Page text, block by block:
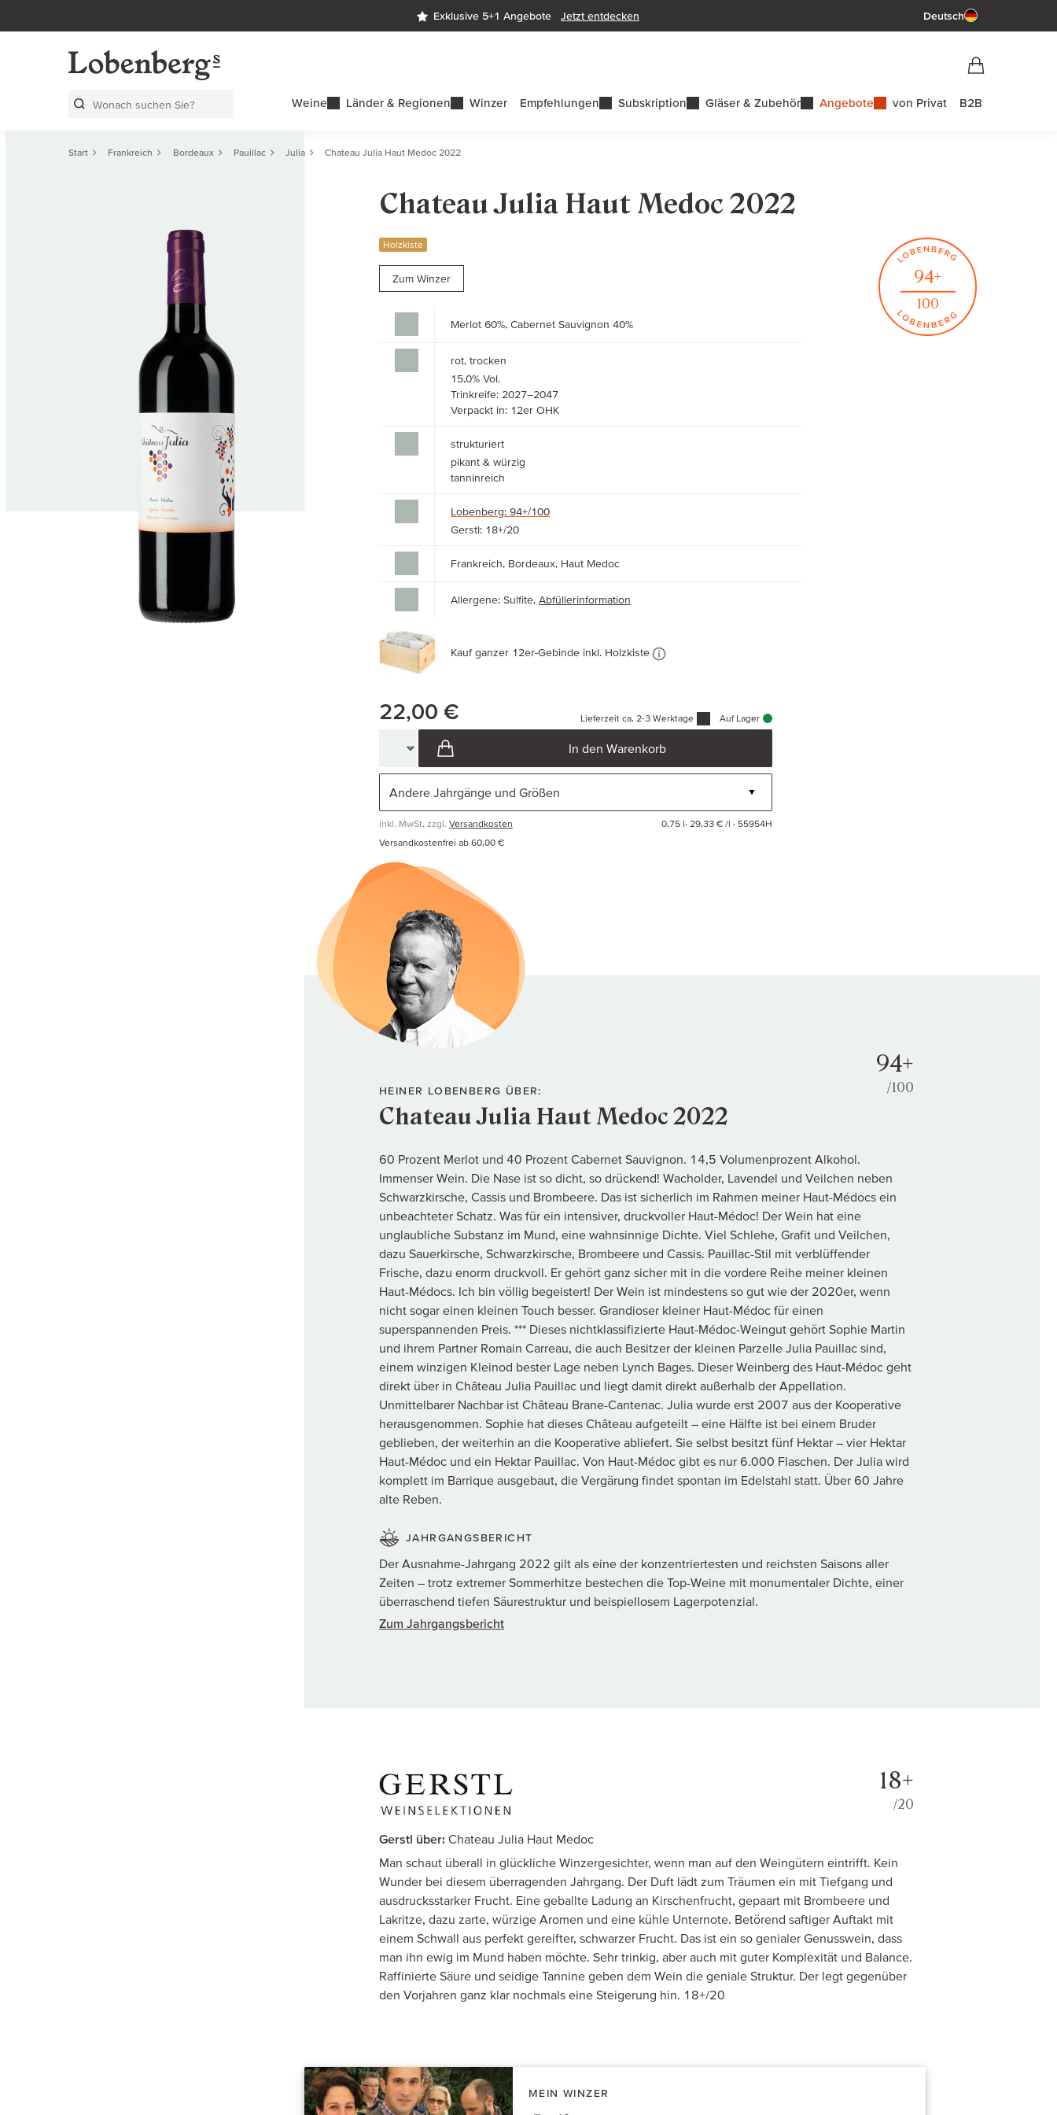
Exklusive 5+1 Angebote Jetzt entdecken Deutsch
Weine Länder & Regionen Winzer Empfehlungen Subskription Gläser & Zubehör Angebote von Privat B2B
Start Frankreich Bordeaux Pauillac Julia Chateau Julia Haut Medoc 2022
Chateau Julia Haut Medoc 2022
Holzkiste
Zum Winzer 94+
100
Merlot 60%, Cabernet Sauvignon 40%
rot, trocken
15,0% Vol.
Trinkreife: 2027–2047
Verpackt in: 12er OHK
strukturiert
pikant & würzig
tanninreich
Lobenberg: 94+/100
Gerstl: 18+/20
Frankreich, Bordeaux, Haut Medoc
Allergene: Sulfite, Abfüllerinformation
Kauf ganzer 12er-Gebinde inkl. Holzkiste
22,00 € Lieferzeit ca. 2-3 Werktage Auf Lager
In den Warenkorb
inkl. MwSt, zzgl. Versandkosten 0,75 l· 29,33 € /l · 55954H
Versandkostenfrei ab 60,00 €
HEINER LOBENBERG ÜBER:
Chateau Julia Haut Medoc 2022
94+
/100
60 Prozent Merlot und 40 Prozent Cabernet Sauvignon. 14,5 Volumenprozent Alkohol.
Immenser Wein. Die Nase ist so dicht, so drückend! Wacholder, Lavendel und Veilchen neben
Schwarzkirsche, Cassis und Brombeere. Das ist sicherlich im Rahmen meiner Haut-Médocs ein
unbeachteter Schatz. Was für ein intensiver, druckvoller Haut-Médoc! Der Wein hat eine
unglaubliche Substanz im Mund, eine wahnsinnige Dichte. Viel Schlehe, Grafit und Veilchen,
dazu Sauerkirsche, Schwarzkirsche, Brombeere und Cassis. Pauillac-Stil mit verblüffender
Frische, dazu enorm druckvoll. Er gehört ganz sicher mit in die vordere Reihe meiner kleinen
Haut-Médocs. Ich bin völlig begeistert! Der Wein ist mindestens so gut wie der 2020er, wenn
nicht sogar einen kleinen Touch besser. Grandioser kleiner Haut-Médoc für einen
superspannenden Preis. *** Dieses nichtklassifizierte Haut-Médoc-Weingut gehört Sophie Martin
und ihrem Partner Romain Carreau, die auch Besitzer der kleinen Parzelle Julia Pauillac sind,
einem winzigen Kleinod bester Lage neben Lynch Bages. Dieser Weinberg des Haut-Médoc geht
direkt über in Château Julia Pauillac und liegt damit direkt außerhalb der Appellation.
Unmittelbarer Nachbar ist Château Brane-Cantenac. Julia wurde erst 2007 aus der Kooperative
herausgenommen. Sophie hat dieses Château aufgeteilt – eine Hälfte ist bei einem Bruder
geblieben, der weiterhin an die Kooperative abliefert. Sie selbst besitzt fünf Hektar – vier Hektar
Haut-Médoc und ein Hektar Pauillac. Von Haut-Médoc gibt es nur 6.000 Flaschen. Der Julia wird
komplett im Barrique ausgebaut, die Vergärung findet spontan im Edelstahl statt. Über 60 Jahre
alte Reben.
JAHRGANGSBERICHT
Der Ausnahme-Jahrgang 2022 gilt als eine der konzentriertesten und reichsten Saisons aller
Zeiten – trotz extremer Sommerhitze bestechen die Top-Weine mit monumentaler Dichte, einer
überraschend tiefen Säurestruktur und beispiellosem Lagerpotenzial.
Zum Jahrgangsbericht
18+
/20
Gerstl über: Chateau Julia Haut Medoc
Man schaut überall in glückliche Winzergesichter, wenn man auf den Weingütern eintrifft. Kein
Wunder bei diesem überragenden Jahrgang. Der Duft lädt zum Träumen ein mit Tiefgang und
ausdrucksstarker Frucht. Eine geballte Ladung an Kirschenfrucht, gepaart mit Brombeere und
Lakritze, dazu zarte, würzige Aromen und eine kühle Unternote. Betörend saftiger Auftakt mit
einem Schwall aus perfekt gereifter, schwarzer Frucht. Das ist ein so genialer Genusswein, dass
man ihn ewig im Mund haben möchte. Sehr trinkig, aber auch mit guter Komplexität und Balance.
Raffinierte Säure und seidige Tannine geben dem Wein die geniale Struktur. Der legt gegenüber
den Vorjahren ganz klar nochmals eine Steigerung hin. 18+/20
MEIN WINZER